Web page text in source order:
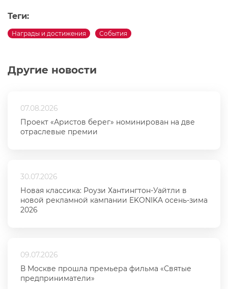
Другие новости
07.08.2026
Проект «Аристов берег» номинирован на две
отраслевые премии
30.07.2026
Новая классика: Роузи Хантингтон-Уайтли в
новой рекламной кампании EKONIKA осень-зима
2026
09.07.2026
В Москве прошла премьера фильма «Святые
предприниматели»
Теги:
Награды и достижения События